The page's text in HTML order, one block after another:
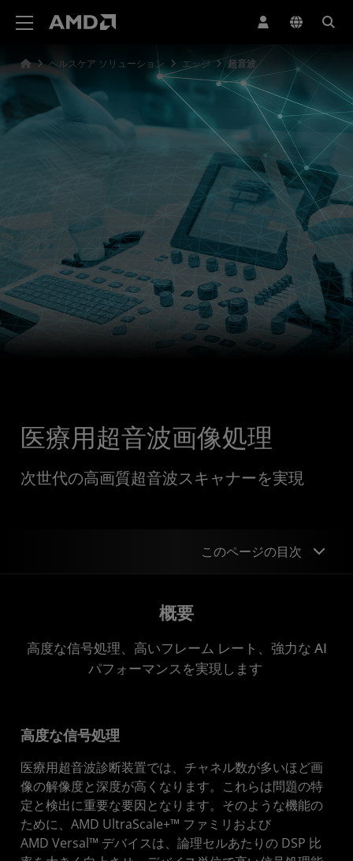
ヘルスケア ソリューション エッジ 超音波
医療用超音波画像処理
次世代の高画質超音波スキャナーを実現
このページの目次
デバイス サポート
資料
お問い合わせ
概要
高度な信号処理、高いフレーム レート、強力な AI
パフォーマンスを実現します
高度な信号処理
医療用超音波診断装置では、チャネル数が多いほど画
像の解像度と深度が高くなります。これらは問題の特
定と検出に重要な要因となります。そのような機能の
ために、AMD UltraScale+™ ファミリおよび
AMD Versal™ デバイスは、論理セルあたりの DSP 比